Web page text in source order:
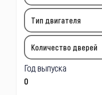
Тип двигателя
Количество дверей
Год выпуска